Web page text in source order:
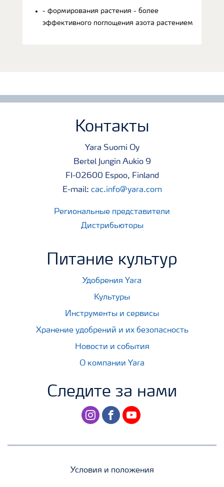
- формирования растения - более
эффективного поглощения азота растением
Контакты
Yara Suomi Oy
Bertel Jungin Aukio 9
FI-02600 Espoo, Finland
E-mail: cac.info@yara.com
Региональные представители
Дистрибьюторы
Питание культур
Удобрения Yara
Культуры
Инструменты и сервисы
Хранение удобрений и их безопасность
Новости и события
О компании Yara
Следите за нами
instagramfacebookyoutube
Условия и положения